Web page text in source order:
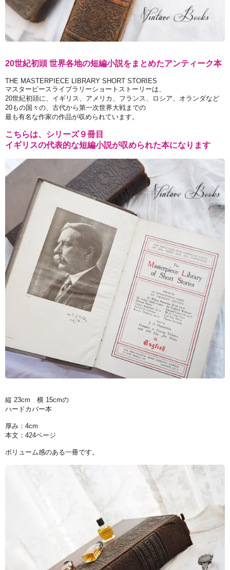
20世紀初頭 世界各地の短編小説をまとめたアンティーク本
THE MASTERPIECE LIBRARY SHORT STORIES
マスターピースライブラリーショートストーリーは、
20世紀初頭に、イギリス、アメリカ、フランス、ロシア、オランダなど
20もの国々の、古代から第一次世界大戦までの
最も有名な作家の作品が収められています。
こちらは、シリーズ９冊目
イギリスの代表的な短編小説が収められた本になります
縦 23cm 横 15cmの
ハードカバー本
厚み：4cm
本文：424ページ
ボリューム感のある一冊です。